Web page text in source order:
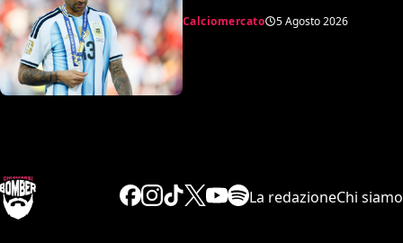
Calciomercato 5 Agosto 2026
La redazioneChi siamo